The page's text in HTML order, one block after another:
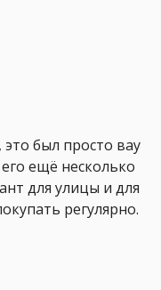
был просто вау
ещё несколько
для улицы и для
регулярно.